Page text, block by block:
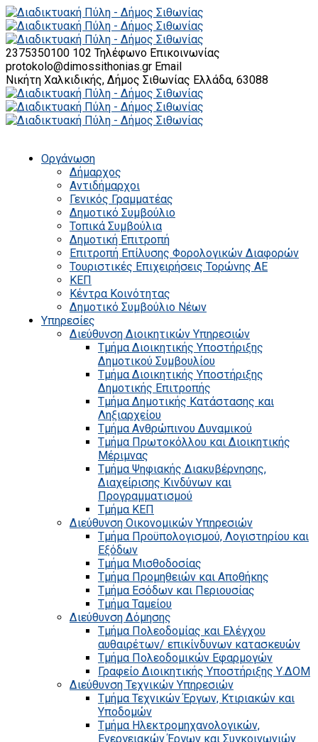
2375350100 102 Τηλέφωνο Επικοινωνίας
protokolo@dimossithonias.gr Email
Νικήτη Χαλκιδικής, Δήμος Σιθωνίας Ελλάδα, 63088
Οργάνωση
Δήμαρχος
Αντιδήμαρχοι
Γενικός Γραμματέας
Δημοτικό Συμβούλιο
Τοπικά Συμβούλια
Δημοτική Επιτροπή
Επιτροπή Επίλυσης Φορολογικών Διαφορών
Τουριστικές Επιχειρήσεις Τορώνης ΑΕ
ΚΕΠ
Κέντρα Κοινότητας
Δημοτικό Συμβούλιο Νέων
Υπηρεσίες
Διεύθυνση Διοικητικών Υπηρεσιών
Τμήμα Διοικητικής Υποστήριξης
Δημοτικού Συμβουλίου
Τμήμα Διοικητικής Υποστήριξης
Δημοτικής Επιτροπής
Τμήμα Δημοτικής Κατάστασης και
Ληξιαρχείου
Τμήμα Ανθρώπινου Δυναμικού
Τμήμα Πρωτοκόλλου και Διοικητικής
Μέριμνας
Τμήμα Ψηφιακής Διακυβέρνησης,
Διαχείρισης Κινδύνων και
Προγραμματισμού
Τμήμα ΚΕΠ
Διεύθυνση Οικονομικών Υπηρεσιών
Τμήμα Προϋπολογισμού, Λογιστηρίου και
Εξόδων
Τμήμα Μισθοδοσίας
Τμήμα Προμηθειών και Αποθήκης
Τμήμα Εσόδων και Περιουσίας
Τμήμα Ταμείου
Διεύθυνση Δόμησης
Τμήμα Πολεοδομίας και Ελέγχου
αυθαιρέτων/ επικίνδυνων κατασκευών
Τμήμα Πολεοδομικών Εφαρμογών
Γραφείο Διοικητικής Υποστήριξης Υ.ΔΟΜ
Διεύθυνση Τεχνικών Υπηρεσιών
Τμήμα Τεχνικών Έργων, Κτιριακών και
Υποδομών
Τμήμα Ηλεκτρομηχανολογικών,
Ενεργειακών Έργων και Συγκοινωνιών